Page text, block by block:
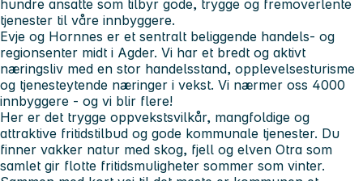
hundre ansatte som tilbyr gode, trygge og fremoverlente
tjenester til våre innbyggere.
Evje og Hornnes er et sentralt beliggende handels- og
regionsenter midt i Agder. Vi har et bredt og aktivt
næringsliv med en stor handelsstand, opplevelsesturisme
og tjenesteytende næringer i vekst. Vi nærmer oss 4000
innbyggere - og vi blir flere!
Her er det trygge oppvekstsvilkår, mangfoldige og
attraktive fritidstilbud og gode kommunale tjenester. Du
finner vakker natur med skog, fjell og elven Otra som
samlet gir flotte fritidsmuligheter sommer som vinter.